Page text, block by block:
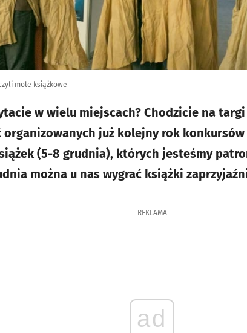
mole książkowe
w wielu miejscach? Chodzicie na
organizowanych już kolejny rok konkursów
(5-8 grudnia), których jesteśmy
można u nas wygrać książki
REKLAMA
ad